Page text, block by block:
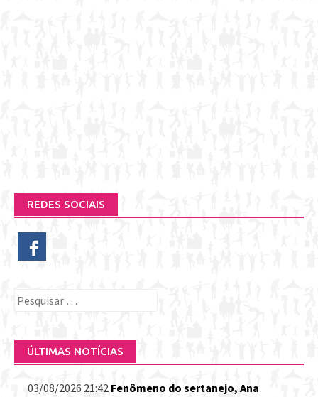
REDES SOCIAIS
Pesquisar
ÚLTIMAS NOTÍCIAS
03/08/2026 21:42 Fenômeno do sertanejo, Ana